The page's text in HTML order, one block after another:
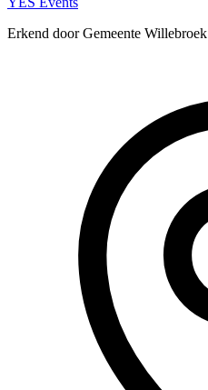
Erkend door Gemeente Willebroek